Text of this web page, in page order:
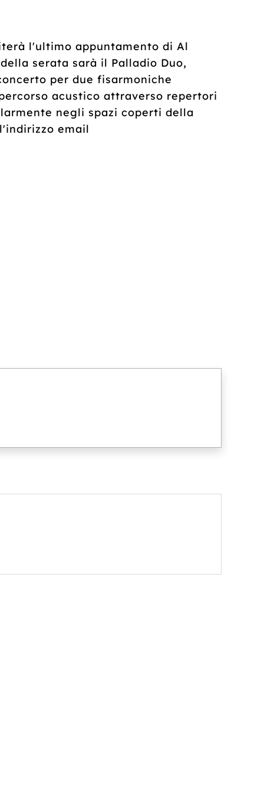
l'ultimo appuntamento di Al
serata sarà il Palladio Duo,
per due fisarmoniche
acustico attraverso repertori
negli spazi coperti della
email